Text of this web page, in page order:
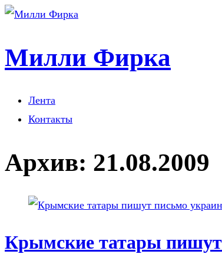
Милли Фирка
Лента
Контакты
Архив: 21.08.2009
Крымские татары